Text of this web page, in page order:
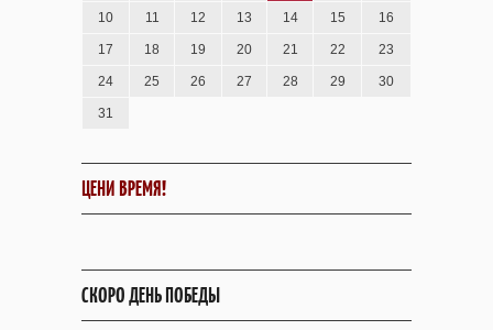
10 11 12 13 14 15 16
17 18 19 20 21 22 23
24 25 26 27 28 29 30
31
ЦЕНИ ВРЕМЯ!
СКОРО ДЕНЬ ПОБЕДЫ